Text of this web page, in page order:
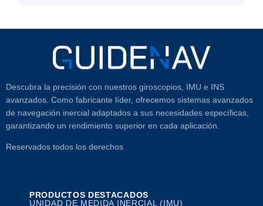
Descubra la precisión con nuestros giroscopios, IMU e INS
avanzados. Como fabricante líder, ofrecemos sistemas avanzados
de navegación inercial adaptados a sus necesidades específicas,
garantizando un rendimiento superior en cada aplicación.
Reservados todos los derechos
PRODUCTOS DESTACADOS
UNIDAD DE MEDIDA INERCIAL (IMU)